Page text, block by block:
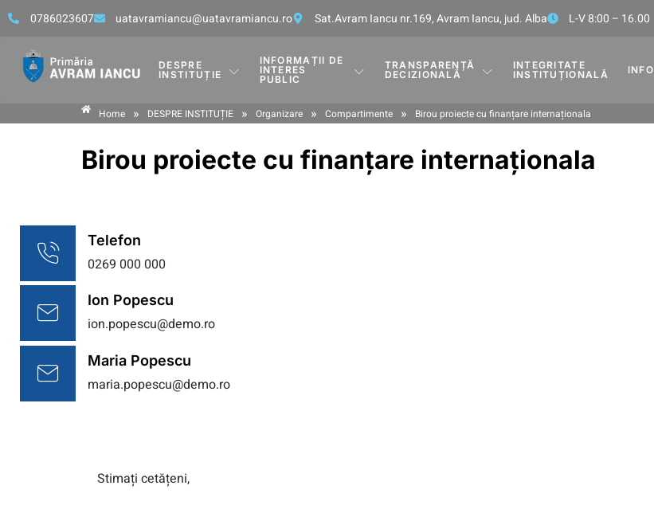
0786023607 uatavramiancu@uatavramiancu.ro Sat.Avram Iancu nr.169, Avram Iancu, jud. Alba L-V 8:00 – 16.00
DESPRE
INSTITUȚIE
INFORMAȚII DE
INTERES
PUBLIC
TRANSPARENȚĂ
DECIZIONALĂ
INTEGRITATE
INSTITUȚIONALĂ
INFO
Home » DESPRE INSTITUȚIE » Organizare » Compartimente » Birou proiecte cu finanțare internaționala
Birou proiecte cu finanțare internaționala
Telefon
0269 000 000
Ion Popescu
ion.popescu@demo.ro
Maria Popescu
maria.popescu@demo.ro
Stimați cetățeni,